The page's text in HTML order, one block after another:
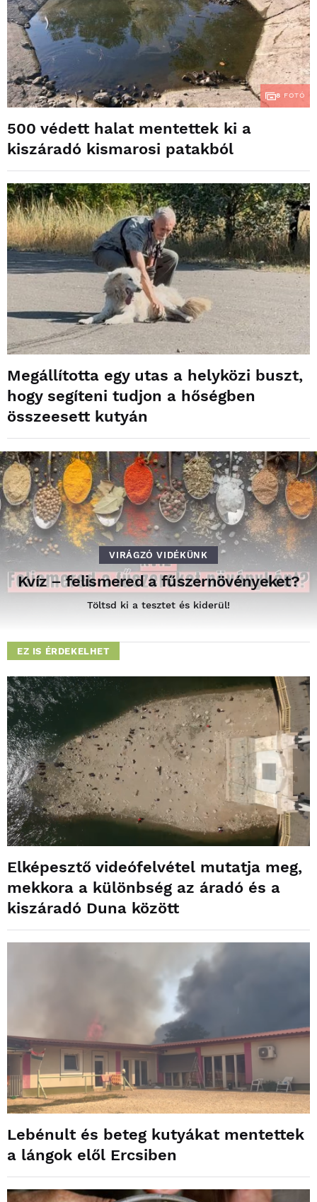
8 FOTÓ
500 védett halat mentettek ki a
kiszáradó kismarosi patakból
Megállította egy utas a helyközi buszt,
hogy segíteni tudjon a hőségben
összeesett kutyán
VIRÁGZÓ VIDÉKÜNK
Kvíz – felismered a fűszernövényeket?
Töltsd ki a tesztet és kiderül!
EZ IS ÉRDEKELHET
Elképesztő videófelvétel mutatja meg,
mekkora a különbség az áradó és a
kiszáradó Duna között
Lebénult és beteg kutyákat mentettek
a lángok elől Ercsiben